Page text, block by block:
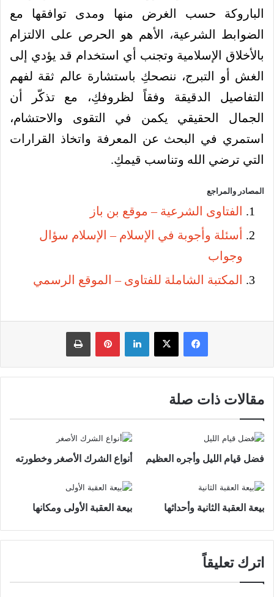
الباروكة حسب الغرض منها ومدى توافقها مع
الضوابط الشرعية، الأهم هو الحرص على الالتزام
بالأخلاق الإسلامية وتجنب أي استخدام قد يؤدي إلى
الغش أو التبرج، ننصحكِ باستشارة عالم ثقة لفهم
التفاصيل الدقيقة وفقاً لظروفكِ، مع تذكّر أن
الجمال الحقيقي يكمن في التقوى والاحتشام،
استمري في البحث عن المعرفة واتخاذ القرارات
التي ترضي الله وتناسب قيمكِ.
المصادر والمراجع
الفتاوى الشرعية – موقع بن باز
أسئلة وأجوبة في الإسلام – الإسلام سؤال
وجواب
المكتبة الشاملة للفتاوى – الموقع الرسمي
فيسبوك لينكدإن بينتيريست
مقالات ذات صلة
فضل قيام الليل وأجره العظيم أنواع الشرك الأصغر وخطورته
بيعة العقبة الثانية وأحداثها بيعة العقبة الأولى ومكانها
اترك تعليقاً